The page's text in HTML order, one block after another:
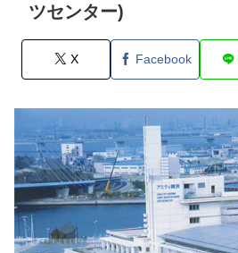
ツセンター)
X Facebook